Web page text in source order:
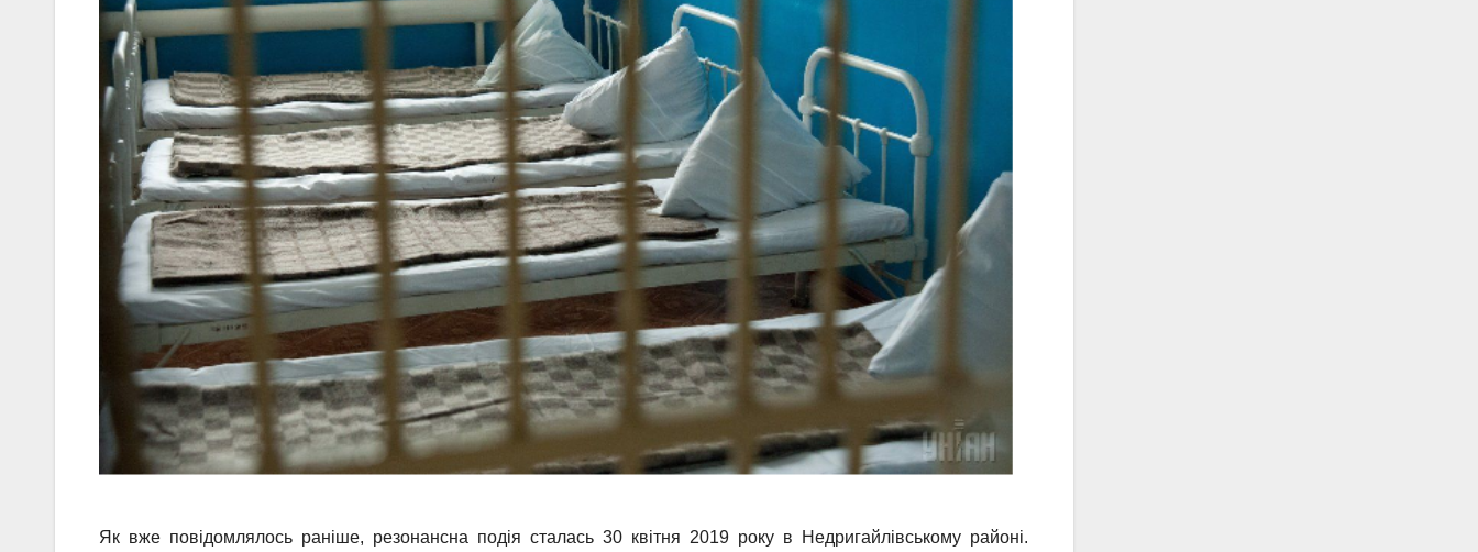
Як вже повідомлялось раніше, резонансна подія сталась 30 квітня 2019 року в Недригайлівському районі.